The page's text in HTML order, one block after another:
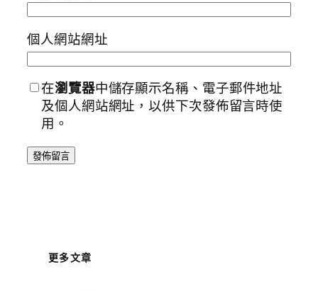
個人網站網址
在瀏覽器中儲存顯示名稱、電子郵件地址
及個人網站網址，以供下次發佈留言時使
用。
更多文章